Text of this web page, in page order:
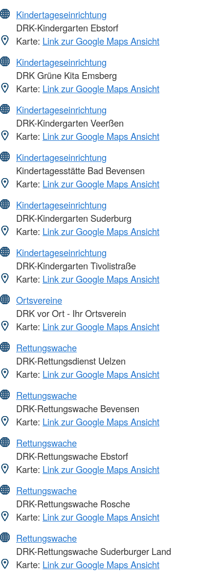
Kindertageseinrichtung
DRK-Kindergarten Ebstorf
Karte: Link zur Google Maps Ansicht
Kindertageseinrichtung
DRK Grüne Kita Emsberg
Karte: Link zur Google Maps Ansicht
Kindertageseinrichtung
DRK-Kindergarten Veerßen
Karte: Link zur Google Maps Ansicht
Kindertageseinrichtung
Kindertagesstätte Bad Bevensen
Karte: Link zur Google Maps Ansicht
Kindertageseinrichtung
DRK-Kindergarten Suderburg
Karte: Link zur Google Maps Ansicht
Kindertageseinrichtung
DRK-Kindergarten Tivolistraße
Karte: Link zur Google Maps Ansicht
Ortsvereine
DRK vor Ort - Ihr Ortsverein
Karte: Link zur Google Maps Ansicht
Rettungswache
DRK-Rettungsdienst Uelzen
Karte: Link zur Google Maps Ansicht
Rettungswache
DRK-Rettungswache Bevensen
Karte: Link zur Google Maps Ansicht
Rettungswache
DRK-Rettungswache Ebstorf
Karte: Link zur Google Maps Ansicht
Rettungswache
DRK-Rettungswache Rosche
Karte: Link zur Google Maps Ansicht
Rettungswache
DRK-Rettungswache Suderburger Land
Karte: Link zur Google Maps Ansicht